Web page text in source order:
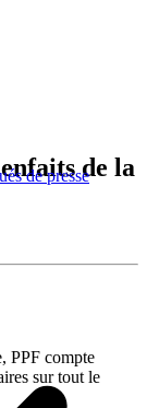
de pressede la
PPF compte
sur tout le